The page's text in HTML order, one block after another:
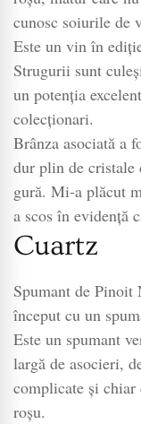
cunosc soiurile de
Este un vin în
Strugurii sunt
un potenția
colecționari.
Brânza asociată a
dur plin de cristale
gură. Mi-a plăcut
a scos în evidență
Cuartz
Spumant de Pinoit
început cu un
Este un spumant
largă de asocieri,
complicate și
roșu.